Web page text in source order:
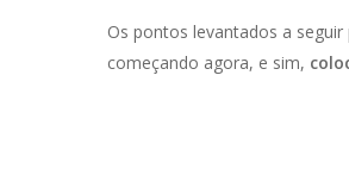
Os pontos levantados a
começando agora, e sim,